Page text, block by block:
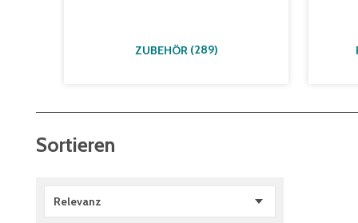
ZUBEHÖR (289)
Sortieren
Relevanz